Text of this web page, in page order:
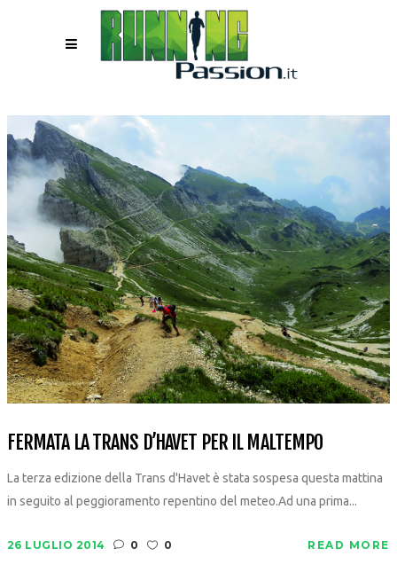
FERMATA LA TRANS D’HAVET PER IL MALTEMPO
La terza edizione della Trans d'Havet è stata sospesa questa mattina
in seguito al peggioramento repentino del meteo.Ad una prima...
26 LUGLIO 2014 0 0 READ MORE